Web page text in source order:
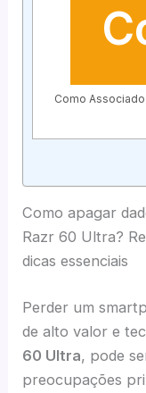
Como
Como apagar
Razr 60 Ultra?
dicas essenciais
Perder um
de alto valor e
60 Ultra, pode
preocupações